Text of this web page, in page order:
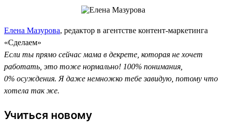
Елена Мазурова, редактор в агентстве контент-маркетинга
«Сделаем»
Если ты прямо сейчас мама в декрете, которая не хочет
работать, это тоже нормально! 100% понимания,
0% осуждения. Я даже немножко тебе завидую, потому что
хотела так же.
Учиться новому